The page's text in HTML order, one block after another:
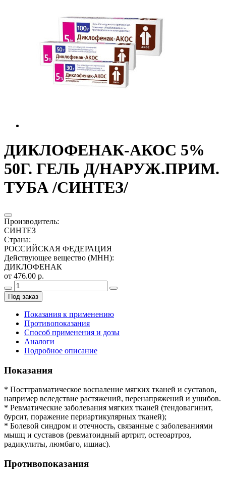
ДИКЛОФЕНАК-АКОС 5%
50Г. ГЕЛЬ Д/НАРУЖ.ПРИМ.
ТУБА /СИНТЕЗ/
Производитель:
СИНТЕЗ
Страна:
РОССИЙСКАЯ ФЕДЕРАЦИЯ
Действующее вещество (МНН):
ДИКЛОФЕНАК
от 476.00 р.
Под заказ
Показания к применению
Противопоказания
Способ применения и дозы
Аналоги
Подробное описание
Показания
* Посттравматическое воспаление мягких тканей и суставов,
например вследствие растяжений, перенапряжений и ушибов.
* Ревматические заболевания мягких тканей (тендовагинит,
бурсит, поражение периартикулярных тканей);
* Болевой синдром и отечность, связанные с заболеваниями
мышц и суставов (ревматоидный артрит, остеоартроз,
радикулиты, люмбаго, ишиас).
Противопоказания